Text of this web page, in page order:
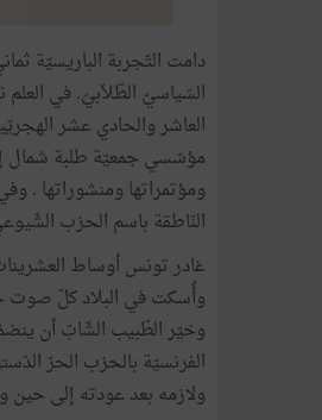
السّياسيّ الطّلاّبيّ. في
العاشر والحادي عشر
النّاطقة باسم الحزب
غادر تونس أوساط
وأُسكت في البلاد كلّ صوت
وخيّر الطّبيب الشّابّ أن
الفرنسيّة بالحزب الحرّ
ولازمه بعد عودته إلى حين